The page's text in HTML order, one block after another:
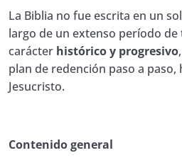
13. Manual de Estudio Bíblico #
Quiz Lección 13. Manual de
Bíblico
Quiz Lección 14. Manual de
Bíblico
La Biblia no fue escrita en un
largo de un extenso período de
carácter histórico y progresivo
plan de redención paso a paso,
Jesucristo.
Contenido general